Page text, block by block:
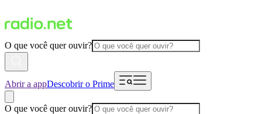
O que você quer ouvir?
Abrir a appDescobrir o Prime
O que você quer ouvir?